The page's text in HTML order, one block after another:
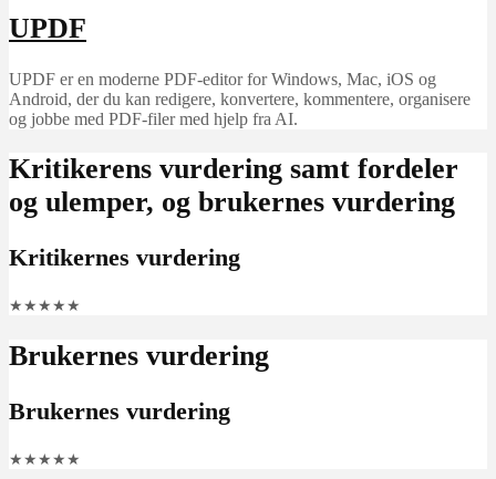
UPDF
UPDF er en moderne PDF-editor for Windows, Mac, iOS og
Android, der du kan redigere, konvertere, kommentere, organisere
og jobbe med PDF-filer med hjelp fra AI.
Kritikerens vurdering samt fordeler
og ulemper, og brukernes vurdering
Kritikernes vurdering
★ ★ ★ ★ ★
Brukernes vurdering
Brukernes vurdering
★ ★ ★ ★ ★